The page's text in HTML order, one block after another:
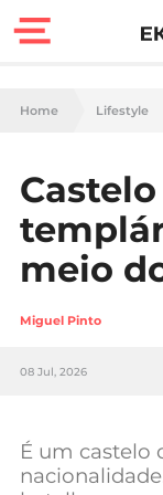
Casa
Lifestyle
Home Lifestyle
meio
Miguel Pinto
08 Jul, 2026
É um castelo